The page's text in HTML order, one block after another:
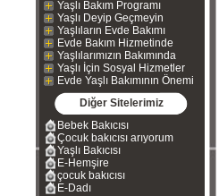
Yaşlı Bakım Programı
Yaşlı Deyip Geçmeyin
Yaşlıların Evde Bakımı
Evde Bakım Hizmetinde
Yaşlılarımızın Bakımında
Yaşlı İçin Sosyal Hizmetler
Evde Yaşlı Bakımının Önemi
Diğer Sitelerimiz
Bebek Bakıcısı
Çocuk bakıcısı arıyorum
Yaşlı Bakıcısı
E-Hemşire
çocuk bakıcısı
E-Dadı